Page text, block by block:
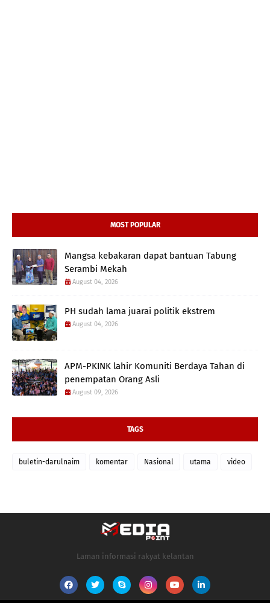
MOST POPULAR
Mangsa kebakaran dapat bantuan Tabung
Serambi Mekah
August 04, 2026
PH sudah lama juarai politik ekstrem
August 04, 2026
APM-PKINK lahir Komuniti Berdaya Tahan di
penempatan Orang Asli
August 09, 2026
TAGS
buletin-darulnaim komentar Nasional utama video
Laman informasi rakyat kelantan